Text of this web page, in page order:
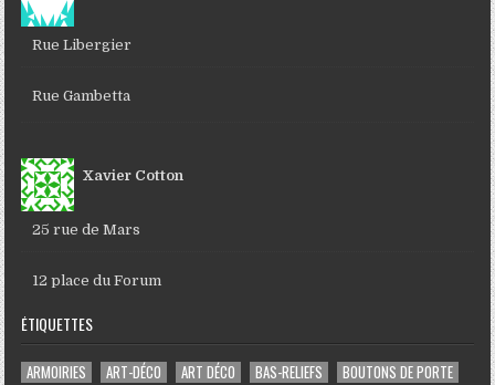
Rue Libergier
Rue Gambetta
Xavier Cotton
25 rue de Mars
12 place du Forum
ÉTIQUETTES
ARMOIRIES ART-DÉCO ART DÉCO BAS-RELIEFS
BOUTONS DE PORTE